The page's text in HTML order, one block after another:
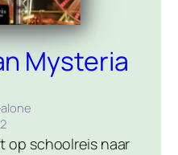
Mysteria
2
op schoolreis naar